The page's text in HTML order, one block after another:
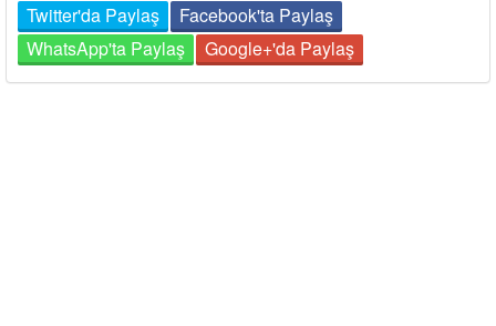
Twitter'da Paylaş
Facebook'ta Paylaş
WhatsApp'ta Paylaş
Google+'da Paylaş